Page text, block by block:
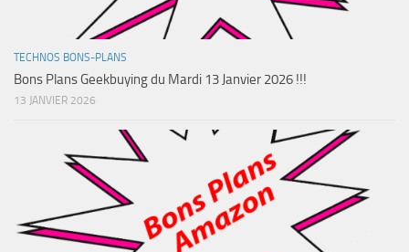
TECHNOS BONS-PLANS
Bons Plans Geekbuying du Mardi 13 Janvier 2026 !!!
13 JANVIER 2026